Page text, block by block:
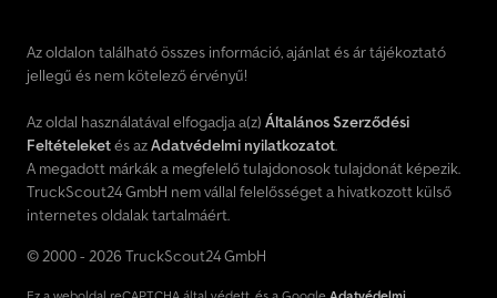
Az oldalon található összes információ, ajánlat és ár tájékoztató
jellegű és nem kötelező érvényű!
Az oldal használatával elfogadja a(z) Általános Szerződési
Feltételeketés azAdatvédelmi nyilatkozatot.
A megadott márkák a megfelelő tulajdonosok tulajdonát képezik.
TruckScout24 GmbH nem vállal felelősséget a hivatkozott külső
internetes oldalak tartalmáért.
© 2000 - 2026 TruckScout24 GmbH